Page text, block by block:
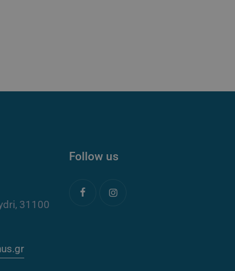
31100
Follow us